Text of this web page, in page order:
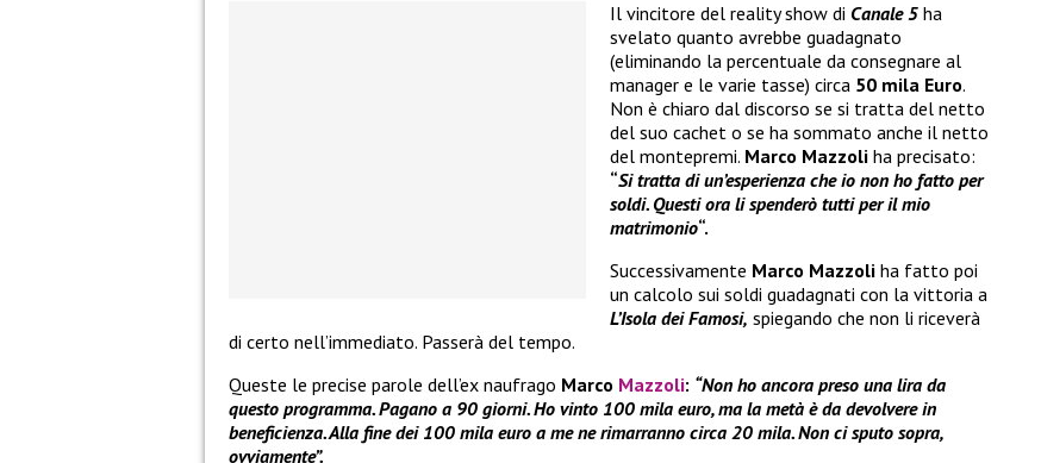
Il vincitore del reality show di Canale 5 ha
svelato quanto avrebbe guadagnato
(eliminando la percentuale da consegnare al
manager e le varie tasse) circa 50 mila Euro.
Non è chiaro dal discorso se si tratta del netto
del suo cachet o se ha sommato anche il netto
del montepremi. Marco Mazzoli ha precisato:
“Si tratta di un’esperienza che io non ho fatto per
soldi. Questi ora li spenderò tutti per il mio
matrimonio“.
Successivamente Marco Mazzoli ha fatto poi
un calcolo sui soldi guadagnati con la vittoria a
L’Isola dei Famosi, spiegando che non li riceverà
di certo nell’immediato. Passerà del tempo.
Queste le precise parole dell’ex naufrago Marco Mazzoli: “Non ho ancora preso una lira da
questo programma. Pagano a 90 giorni. Ho vinto 100 mila euro, ma la metà è da devolvere in
beneficienza. Alla fine dei 100 mila euro a me ne rimarranno circa 20 mila. Non ci sputo sopra,
ovviamente”.